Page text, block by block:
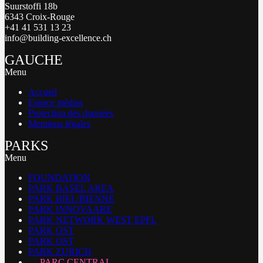
Suurstoffi 18b
6343 Croix-Rouge
+41 41 531 13 23
info@building-excellence.ch
GAUCHE
Menu
Accueil
Espace médias
Protection des données
Mentions légales
PARKS
Menu
FOUNDATION
PARK BASEL AREA
PARK BIEL/BIENNE
PARK INNOVAARE
PARK NETWORK WEST EPFL
PARK OST
PARK OST
PARK ZURICH